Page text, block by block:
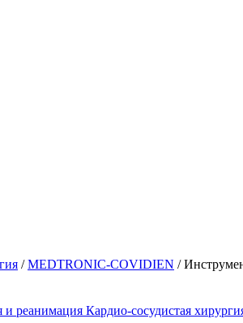
/MEDTRONIC-COVIDIEN /
и реанимация Кардио-сосудистая